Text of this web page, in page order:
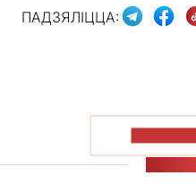
ПАДЗЯЛІЦЦА: